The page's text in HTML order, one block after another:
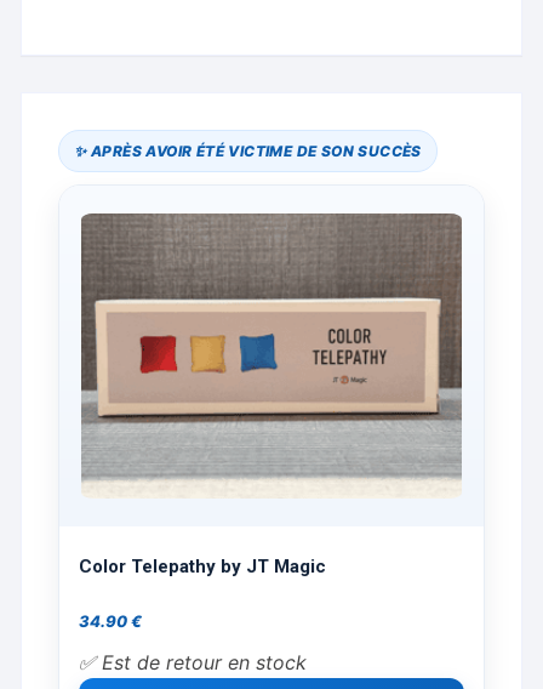
✨ APRÈS AVOIR ÉTÉ VICTIME DE SON SUCCÈS
Color Telepathy by JT Magic
34.90€
✅ Est de retour en stock